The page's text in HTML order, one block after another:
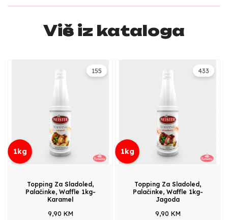
Više iz kataloga
155
1kg
Topping Za Sladoled,
Palačinke, Waffle 1kg-
Karamel
9,90 KM
433
1kg
Topping Za Sladoled,
Palačinke, Waffle 1kg-
Jagoda
9,90 KM